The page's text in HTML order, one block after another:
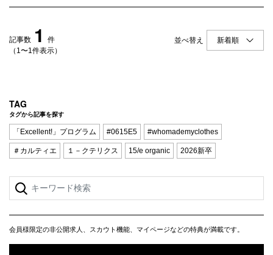
記事数 1
件
（1〜1件表示）
並べ替え
TAG
タグから記事を探す
「Excellent!」プログラム #0615E5 #whomademyclothes
＃カルティエ １－クテリクス 15/e organic 2026新卒
会員様限定の非公開求人、スカウト機能、マイページなどの特典が満載です。